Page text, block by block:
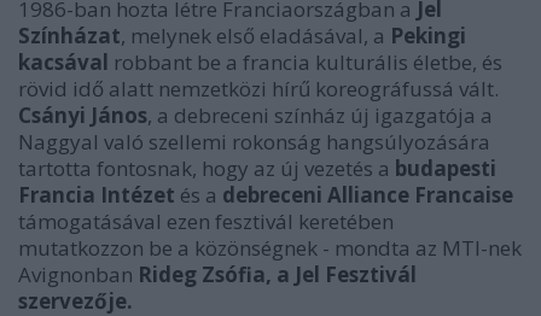
1986-ban hozta létre Franciaországban a Jel
Színházat, melynek első eladásával, a Pekingi
kacsával robbant be a francia kulturális életbe, és
rövid idő alatt nemzetközi hírű koreográfussá vált.
Csányi János, a debreceni színház új igazgatója a
Naggyal való szellemi rokonság hangsúlyozására
tartotta fontosnak, hogy az új vezetés a budapesti
Francia Intézet és a debreceni Alliance Francaise
támogatásával ezen fesztivál keretében
mutatkozzon be a közönségnek - mondta az MTI-nek
Avignonban Rideg Zsófia, a Jel Fesztivál
szervezője.